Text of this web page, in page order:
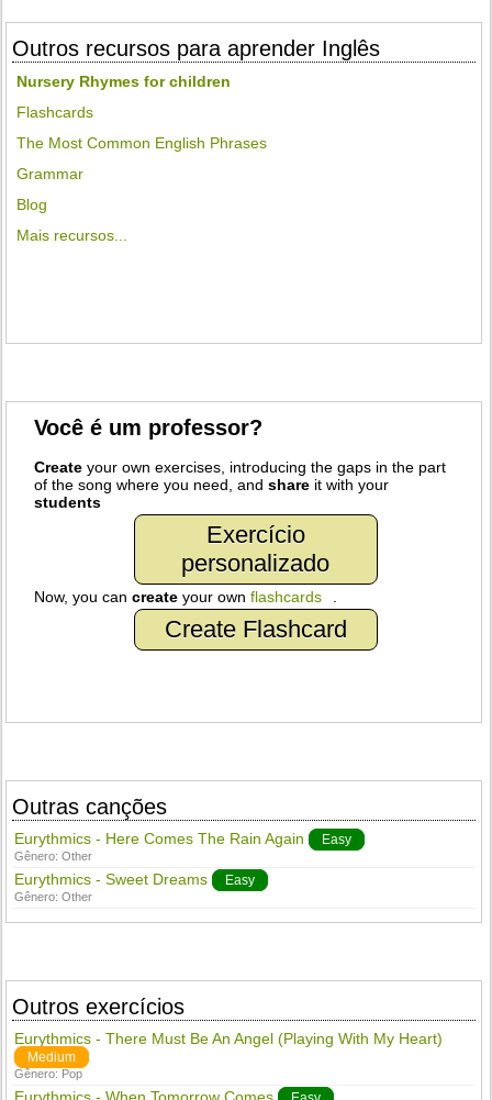
Outros recursos para aprender Inglês
Nursery Rhymes for children
Flashcards
The Most Common English Phrases
Grammar
Blog
Mais recursos...
Você é um professor?
Create your own exercises, introducing the gaps in the part
of the song where you need, andshare it with your
students
Exercício
personalizado
Now, you cancreate your ownflashcards
Create Flashcard
Outras canções
Eurythmics - Here Comes The Rain Again Easy
Gênero:Other
Eurythmics - Sweet Dreams Easy
Gênero:Other
Outros exercícios
Eurythmics - There Must Be An Angel (Playing With My Heart)
Medium
Gênero: Pop